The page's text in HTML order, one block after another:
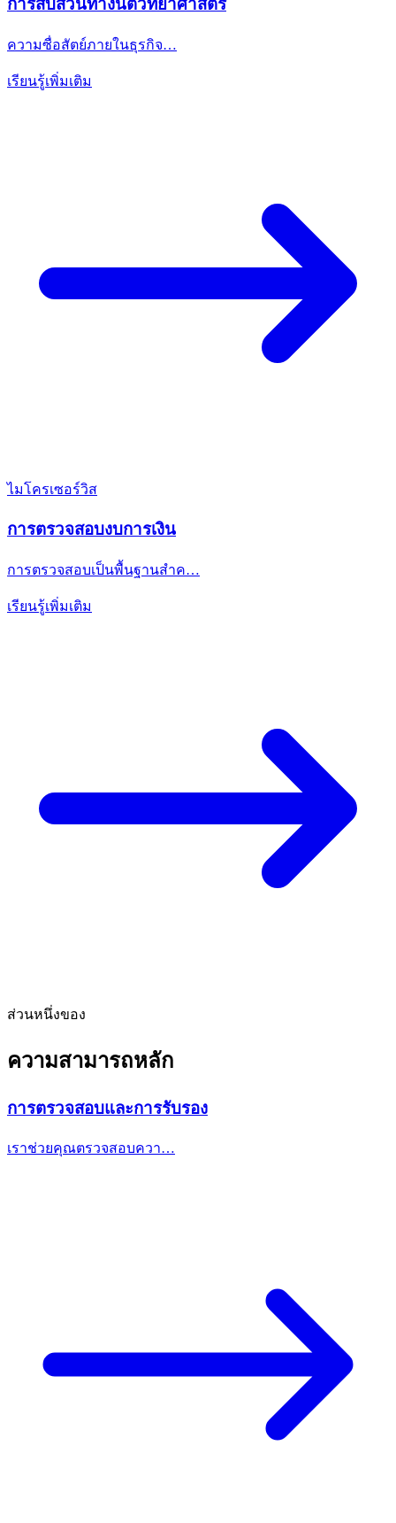
การสืบสวนทางนิติวิทยาศาสตร์
ความซื่อสัตย์ภายในธุรกิจ…
เรียนรู้เพิ่มเติม
ไมโครเซอร์วิส
การตรวจสอบงบการเงิน
การตรวจสอบเป็นพื้นฐานสำค…
เรียนรู้เพิ่มเติม
ส่วนหนึ่งของ
ความสามารถหลัก
การตรวจสอบและการรับรอง
เราช่วยคุณตรวจสอบควา…